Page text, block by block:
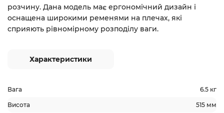
розчину. Дана модель має ергономічний дизайн і
оснащена широкими ременями на плечах, які
сприяють рівномірному розподілу ваги.
Характеристики
Вага 6.5 кг
Висота 515 мм